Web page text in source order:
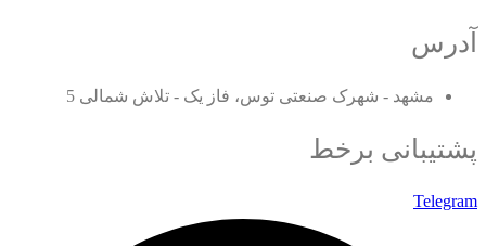
آدرس
مشهد - شهرک صنعتی توس، فاز یک - تلاش شمالی 5
پشتیبانی برخط
Telegram